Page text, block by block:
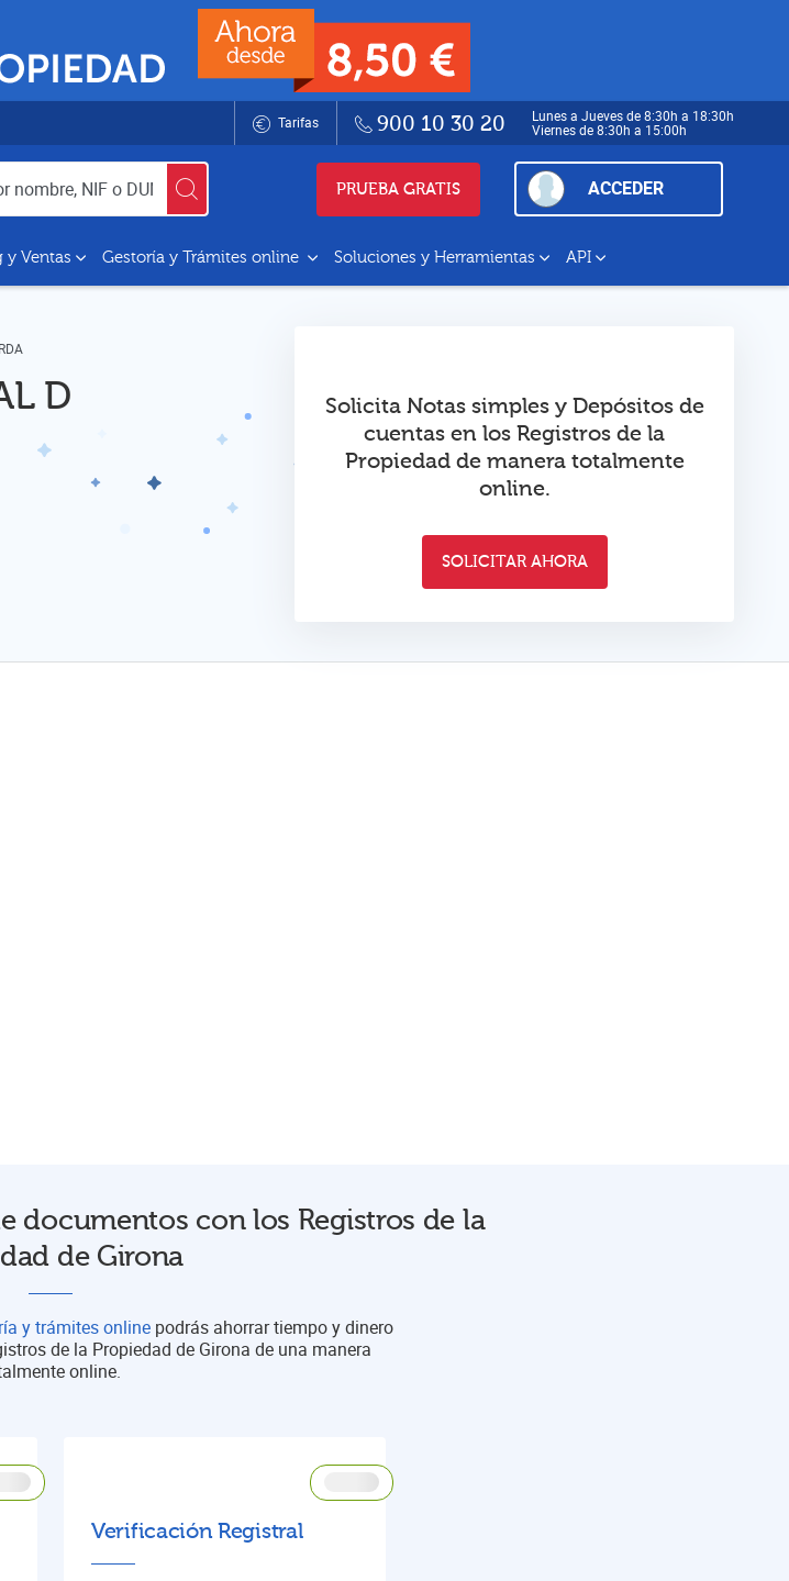
Tarifas 900 10 30 20
Lunes a Jueves de 8:30h a 18:30h
Viernes de 8:30h a 15:00h
PRUEBA GRATIS ACCEDER
y Ventas Gestoría y Trámites online Soluciones y Herramientas API
D
Solicita Notas simples y Depósitos de
cuentas en los Registros de la
Propiedad de manera totalmente
online.
SOLICITAR AHORA
documentos con los Registros de la
de Girona
y trámites online podrás ahorrar tiempo y dinero
de la Propiedad de Girona de una manera
online.
Verificación Registral